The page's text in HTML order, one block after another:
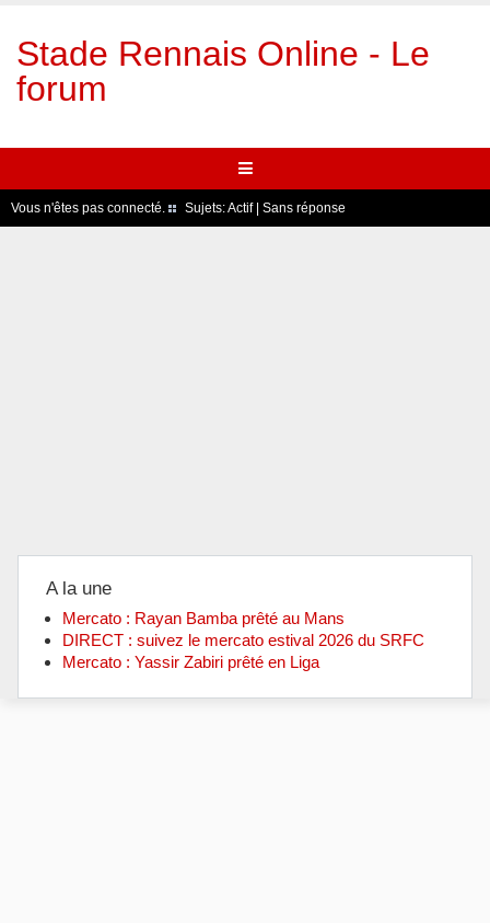
Stade Rennais Online - Le
forum
Vous n'êtes pas connecté. Sujets:Actif| Sans réponse
A la une
Mercato : Rayan Bamba prêté au Mans
DIRECT : suivez le mercato estival 2026 du SRFC
Mercato : Yassir Zabiri prêté en Liga